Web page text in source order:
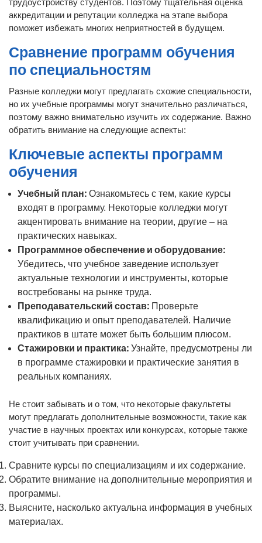
аккредитации и репутации колледжа на этапе выбора
поможет избежать многих неприятностей в будущем.
Сравнение программ обучения
по специальностям
Разные колледжи могут предлагать схожие специальности,
но их учебные программы могут значительно различаться,
поэтому важно внимательно изучить их содержание. Важно
обратить внимание на следующие аспекты:
Ключевые аспекты программ
обучения
Учебный план: Ознакомьтесь с тем, какие курсы
входят в программу. Некоторые колледжи могут
акцентировать внимание на теории, другие – на
практических навыках.
Программное обеспечение и оборудование:
Убедитесь, что учебное заведение использует
актуальные технологии и инструменты, которые
востребованы на рынке труда.
Преподавательский состав: Проверьте
квалификацию и опыт преподавателей. Наличие
практиков в штате может быть большим плюсом.
Стажировки и практика: Узнайте, предусмотрены ли
в программе стажировки и практические занятия в
реальных компаниях.
Не стоит забывать и о том, что некоторые факультеты
могут предлагать дополнительные возможности, такие как
участие в научных проектах или конкурсах, которые также
стоит учитывать при сравнении.
Сравните курсы по специализациям и их содержание.
Обратите внимание на дополнительные мероприятия и
программы.
Выясните, насколько актуальна информация в учебных
материалах.